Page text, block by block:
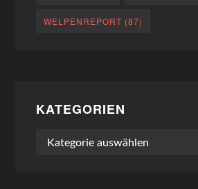
WELPENREPORT (87)
KATEGORIEN
Kategorien